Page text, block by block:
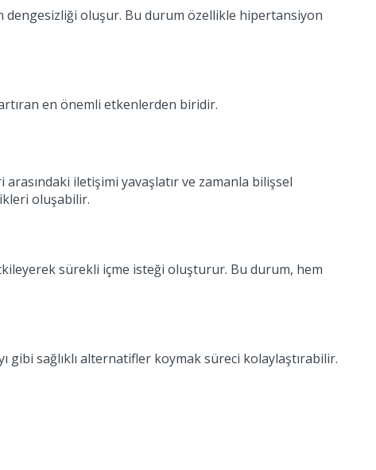
dengesizliği oluşur. Bu durum özellikle hipertansiyon
en önemli etkenlerden biridir.
iletişimi yavaşlatır ve zamanla bilişsel
oluşabilir.
sürekli içme isteği oluşturur. Bu durum, hem
gibi sağlıklı alternatifler koymak süreci kolaylaştırabilir.